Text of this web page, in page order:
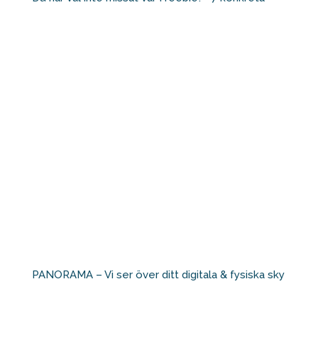
PANORAMA – Vi ser över ditt digitala & fysiska sky